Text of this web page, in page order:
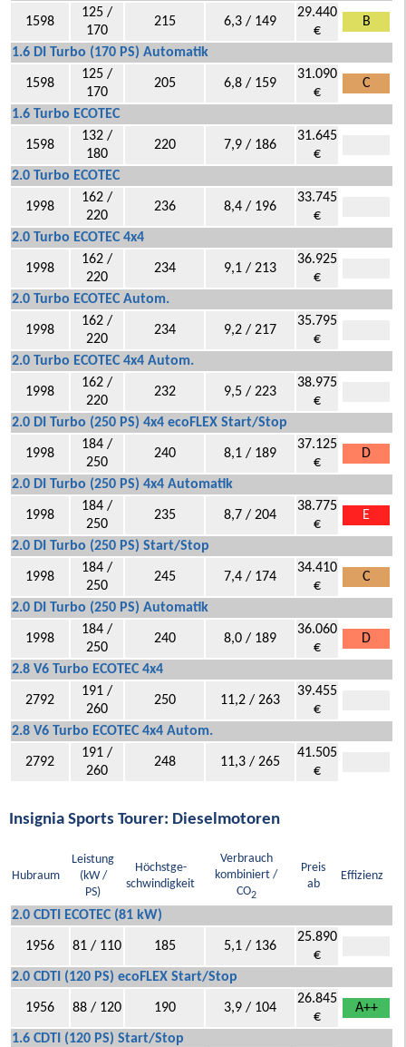
1598
125 /
170
215 6,3 / 149
29.440
€
B
1.6 DI Turbo (170 PS) Automatik
1598
125 /
170
205 6,8 / 159
31.090
€
C
1.6 Turbo ECOTEC
1598
132 /
180
220 7,9 / 186
31.645
€
2.0 Turbo ECOTEC
1998
162 /
220
236 8,4 / 196
33.745
€
2.0 Turbo ECOTEC 4x4
1998
162 /
220
234 9,1 / 213
36.925
€
2.0 Turbo ECOTEC Autom.
1998
162 /
220
234 9,2 / 217
35.795
€
2.0 Turbo ECOTEC 4x4 Autom.
1998
162 /
220
232 9,5 / 223
38.975
€
2.0 DI Turbo (250 PS) 4x4 ecoFLEX Start/Stop
1998
184 /
250
240 8,1 / 189
37.125
€
D
2.0 DI Turbo (250 PS) 4x4 Automatik
1998
184 /
250
235 8,7 / 204
38.775
€
E
2.0 DI Turbo (250 PS) Start/Stop
1998
184 /
250
245 7,4 / 174
34.410
€
C
2.0 DI Turbo (250 PS) Automatik
1998
184 /
250
240 8,0 / 189
36.060
€
D
2.8 V6 Turbo ECOTEC 4x4
2792
191 /
260
250 11,2 / 263
39.455
€
2.8 V6 Turbo ECOTEC 4x4 Autom.
2792
191 /
260
248 11,3 / 265
41.505
€
Insignia Sports Tourer: Dieselmotoren
Hubraum
Leistung
(kW /
PS)
Höchstge-
schwindigkeit
Verbrauch
kombiniert /
CO2
Preis
ab
Effizienz
2.0 CDTI ECOTEC (81 kW)
1956 81 / 110 185 5,1 / 136
25.890
€
2.0 CDTI (120 PS) ecoFLEX Start/Stop
1956 88 / 120 190 3,9 / 104
26.845
€
A++
1.6 CDTI (120 PS) Start/Stop